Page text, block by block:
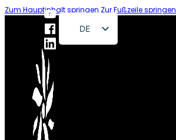
Zum Hauptinhalt springen Zur Fußzeile springen
DE
EN